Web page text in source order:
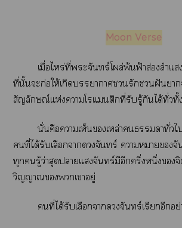
Moon Verse
เมื่อไหร่ที่ะจันทร์โผล่พ้นฟ้าส่องลำแ
ที่นั้นะก่อให้เกิดาารักฝันา
สัญลักษณ์แห่งาโแติกที่รับรู้กันได้ทั่วทั้
นั่นคือาเห็นเหล่าาทั่วไ
คนที่ได้รับเลือกาจันทร์ าา
ทุกรู้ว่าสุดาแจันทร์มีอีกครึ่งหนึ่ง
วิญญาณเาอยู่
คนที่ได้รับเลือกาจันทร์เรียกอีกอย่